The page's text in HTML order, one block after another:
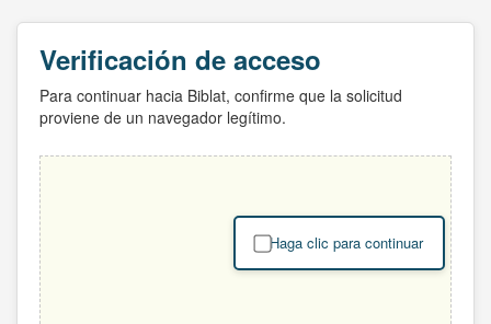
Verificación de acceso
Para continuar hacia Biblat, confirme que la solicitud
proviene de un navegador legítimo.
Haga clic para continuar